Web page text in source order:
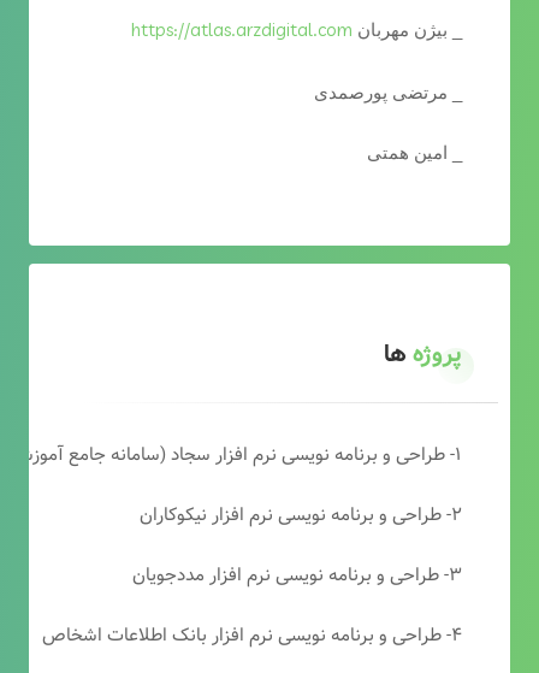
_ بیژن مهربان https://atlas.arzdigital.com
_ مرتضی پورصمدی
_ امین همتی
پروژهها
۱- طراحی و برنامه نویسی نرم افزار سجاد (سامانه جامع آموزشی دارالقرآن)
۲- طراحی و برنامه نویسی نرم افزار نیکوکاران
۳- طراحی و برنامه نویسی نرم افزار مددجویان
۴- طراحی و برنامه نویسی نرم افزار بانک اطلاعات اشخاص